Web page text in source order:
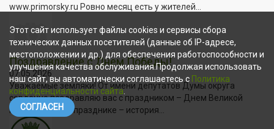
www.primorsky.ru Ровно месяц есть у жителей...
Поздравление с Днем Победы!
07.05.2026
Уважаемые земляки! От имени депутатов Думы округа
сердечно поздравляю вас с праздником – Днем Великой
Победы! В этом празднике – история...
Этот сайт использует файлы cookies и сервисы сбора
технических данных посетителей (данные об IP-адресе,
местоположении и др.) для обеспечения работоспособности и
улучшения качества обслуживания.Продолжая использовать
наш сайт, вы автоматически соглашаетесь с Политика
конфиденциальности сайта.
СОГЛАСЕН